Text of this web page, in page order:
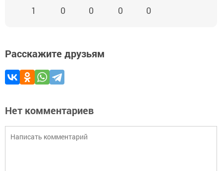
1 0 0 0 0
Расскажите друзьям
Нет комментариев